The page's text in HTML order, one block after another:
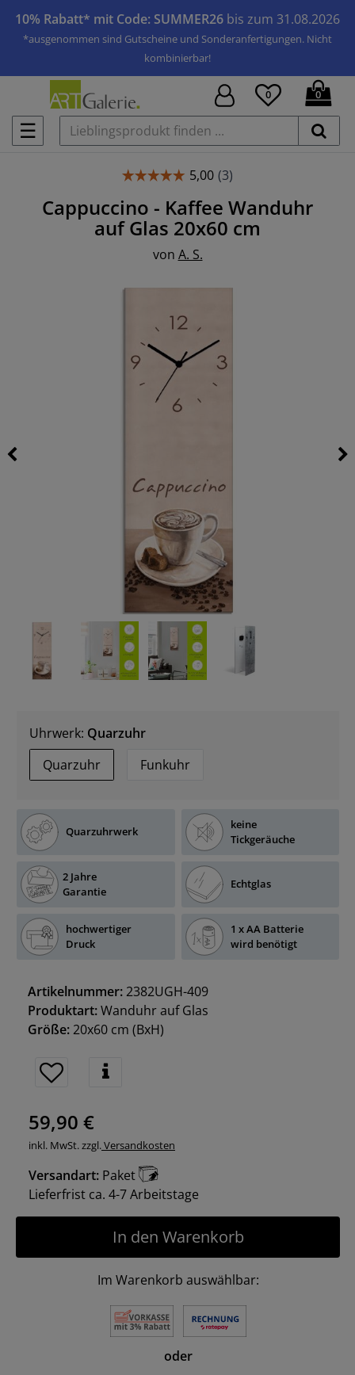
10% Rabatt* mit Code: SUMMER26 bis zum 31.08.2026
*ausgenommen sind Gutscheine und Sonderanfertigungen. Nicht
kombinierbar!
☰
0 0
Cappuccino - Kaffee Wanduhr
auf Glas 20x60 cm
von A. S.
Uhrwerk: Quarzuhr
Quarzuhr
Funkuhr
Quarzuhrwerk
keine
Tickgeräuche
2 Jahre
Garantie
Echtglas
hochwertiger
Druck
1 x AA Batterie
wird benötigt
Artikelnummer:2382UGH-409
Produktart:Wanduhr auf Glas
Größe:20x60 cm (BxH)
59,90 €
inkl. MwSt. zzgl. Versandkosten
Versandart: Paket
Lieferfrist ca. 4-7 Arbeitstage
In den Warenkorb
Im Warenkorb auswählbar:
oder